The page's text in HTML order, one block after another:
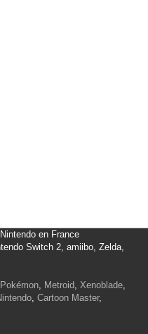
en France
Switch 2, amiibo, Zelda,
Pokémon, Metroid, Xenoblade,
, Cartoon Master,